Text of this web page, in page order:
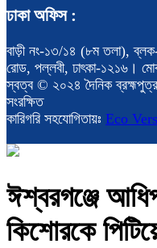
ঢাকা অফিস :
বাড়ী নং-১৩/১৪ (৮ম তলা),
রোড, পল্লবী, ঢাৎকা-১২১৬।
স্বত্ব © ২০২৪ দৈনিক ব্রহ্মপুত্র
সংরক্ষিত
কারিগরি সহযোগিতায়ঃ Eco
ঈশ্বরগঞ্জে
কিশোরকে